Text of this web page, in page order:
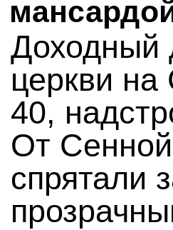
Доходный
церкви
40,
От
спрятали